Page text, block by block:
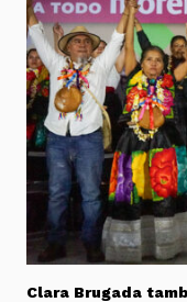
Clara Brugada